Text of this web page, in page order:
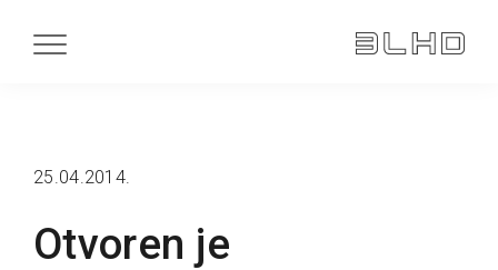
Otvoren je
25.04.2014.